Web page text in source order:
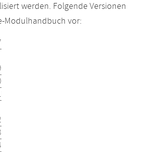
werden. Folgende Versionen
Modulhandbuch vor: